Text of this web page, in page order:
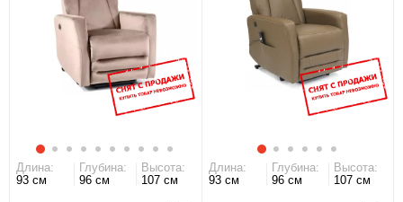
Длина:
93 см
Глубина:
96 см
Высота:
107 см
Длина:
93 см
Глубина:
96 см
Высота:
107 см